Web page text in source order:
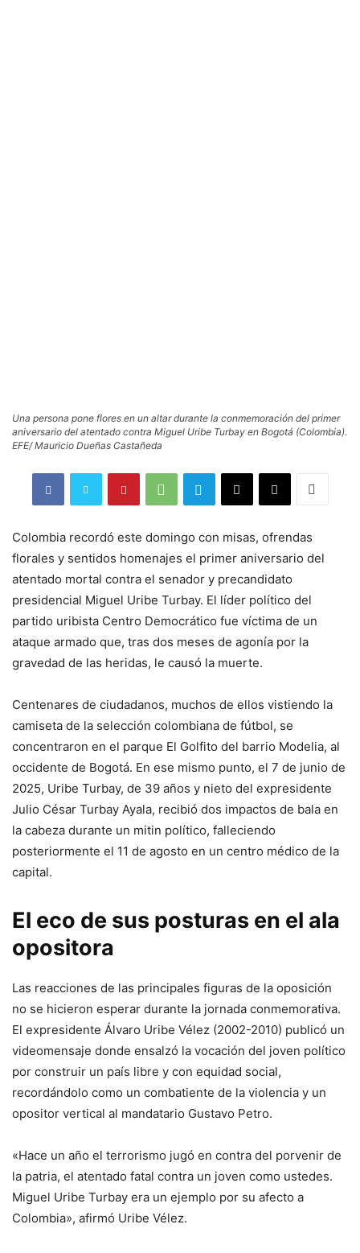
Una persona pone flores en un altar durante la conmemoración del primer
aniversario del atentado contra Miguel Uribe Turbay en Bogotá (Colombia).
EFE/ Mauricio Dueñas Castañeda
Colombia recordó este domingo con misas, ofrendas
florales y sentidos homenajes el primer aniversario del
atentado mortal contra el senador y precandidato
presidencial Miguel Uribe Turbay. El líder político del
partido uribista Centro Democrático fue víctima de un
ataque armado que, tras dos meses de agonía por la
gravedad de las heridas, le causó la muerte.
Centenares de ciudadanos, muchos de ellos vistiendo la
camiseta de la selección colombiana de fútbol, se
concentraron en el parque El Golfito del barrio Modelia, al
occidente de Bogotá. En ese mismo punto, el 7 de junio de
2025, Uribe Turbay, de 39 años y nieto del expresidente
Julio César Turbay Ayala, recibió dos impactos de bala en
la cabeza durante un mitin político, falleciendo
posteriormente el 11 de agosto en un centro médico de la
capital.
El eco de sus posturas en el ala
opositora
Las reacciones de las principales figuras de la oposición
no se hicieron esperar durante la jornada conmemorativa.
El expresidente Álvaro Uribe Vélez (2002-2010) publicó un
videomensaje donde ensalzó la vocación del joven político
por construir un país libre y con equidad social,
recordándolo como un combatiente de la violencia y un
opositor vertical al mandatario Gustavo Petro.
«Hace un año el terrorismo jugó en contra del porvenir de
la patria, el atentado fatal contra un joven como ustedes.
Miguel Uribe Turbay era un ejemplo por su afecto a
Colombia», afirmó Uribe Vélez.